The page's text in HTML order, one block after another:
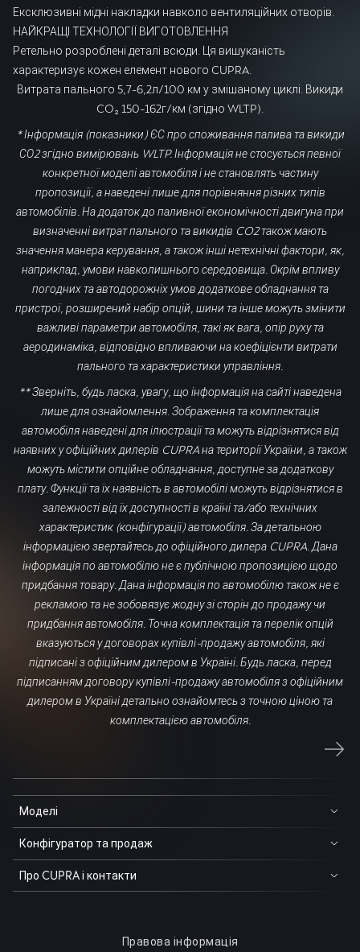
Ексклюзивні мідні накладки навколо вентиляційних отворів.
НАЙКРАЩІ ТЕХНОЛОГІЇ ВИГОТОВЛЕННЯ
Ретельно розроблені деталі всюди. Ця вишуканість
характеризує кожен елемент нового CUPRA.
Витрата пального 5,7-6,2л/100 км у змішаному циклі. Викиди
CO₂ 150-162г/км (згідно WLTP).
* Інформація (показники) ЄС про споживання палива та викиди
СО2 згідно вимірювань WLTP. Інформація не стосується певної
конкретної моделі автомобіля і не становлять частину
пропозиції, а наведені лише для порівняння різних типів
автомобілів. На додаток до паливної економічності двигуна при
визначенні витрат пального та викидів CO2 також мають
значення манера керування, а також інші нетехнічні фактори, як,
наприклад, умови навколишнього середовища. Окрім впливу
погодних та автодорожніх умов додаткове обладнання та
пристрої, розширений набір опцій, шини та інше можуть змінити
важливі параметри автомобіля, такі як вага, опір руху та
аеродинаміка, відповідно впливаючи на коефіцієнти витрати
пального та характеристики управління.
** Зверніть, будь ласка, увагу, що інформація на сайті наведена
лише для ознайомлення Зображення та комплектація
автомобіля наведені для ілюстрації та можуть відрізнятися від
наявних у офіційних дилерів CUPRA на території України, а також
можуть містити опційне обладнання, доступне за додаткову
плату. Функції та їх наявність в автомобілі можуть відрізнятися в
залежності від їх доступності в країні та/або технічних
характеристик (конфігурації) автомобіля. За детальною
інформацією звертайтесь до офіційного дилера CUPRA. Дана
інформація по автомобілю не є публічною пропозицією щодо
придбання товару. Дана інформація по автомобілю також не є
рекламою та не зобовязує жодну зі сторін до продажу чи
придбання автомобіля. Точна комплектація та перелік опцій
вказуються у договорах купівлі-продажу автомобіля, які
підписані з офіційним дилером в Україні. Будь ласка, перед
підписанням договору купівлі-продажу автомобіля з офіційним
дилером в Україні детально ознайомтесь з точною ціною та
комплектацією автомобіля.
Моделі
Конфігуратор та продаж
Про CUPRA і контакти
Правова інформація